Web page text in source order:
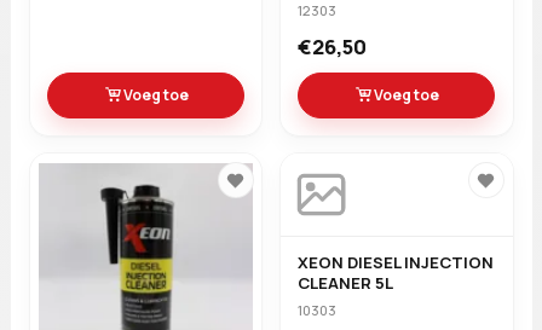
Voeg toe
12303
€26,50
Voeg toe
XEON DIESEL INJECTION
CLEANER 5L
10303